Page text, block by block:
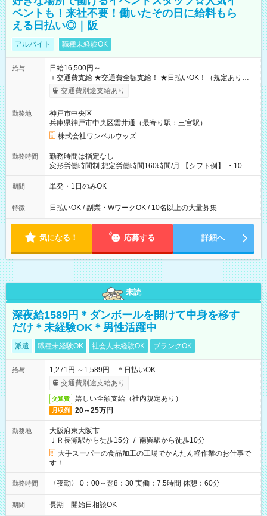
ベントも！来社不要！働いたその日に給料もら
える日払い◎｜阪
アルバイト 職種未経験OK
給与
日給16,500円～
＋交通費支給 ★交通費全額支給！ ★日払いOK！（規定あり） ┗
働いたその日に現金GET♪ お仕事後はコンビニATMから 日払
交通費別途支給あり
勤務地
神戸市中央区
兵庫県神戸市中央区雲井通（最寄り駅：三宮駅）
株式会社ワンベルウッズ
勤務時間
勤務時間は指定なし
変形労働時間制 想定労働時間160時間/月 【シフト例】 ・10：
00～20：00
期間 単発・1日のみOK
特徴 日払いOK / 副業・WワークOK / 10名以上の大量募集
気になる！ 応募する 詳細へ
未読
深夜給1589円＊ダンボールを開けて中身を移す
だけ＊未経験OK＊男性活躍中
派遣 職種未経験OK 社会人未経験OK ブランクOK
給与
1,271円 ～1,589円 ＊日払いOK
交通費別途支給あり
交通費 嬉しい全額支給（社内規定あり）
月収例 20～25万円
勤務地
大阪府東大阪市
ＪＲ長瀬駅から徒歩15分 / 南巽駅から徒歩10分
大手スーパーの食品加工の工場でかんたん軽作業のお仕事で
す！
勤務時間 〈夜勤〉 0：00～翌8：30 実働：7.5時間 休憩：60分
期間 長期 開始日相談OK